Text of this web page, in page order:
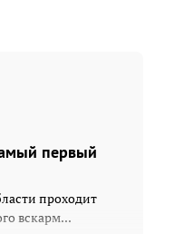
первый
проходит
вскарм...